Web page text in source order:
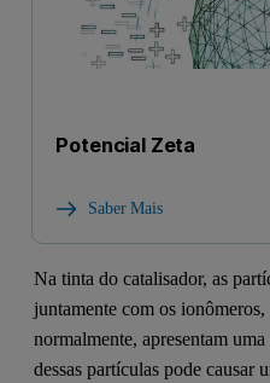
Potencial Zeta
Saber Mais
Na tinta do catalisador, as
juntamente com os
normalmente, apresentam
dessas partículas pode causar